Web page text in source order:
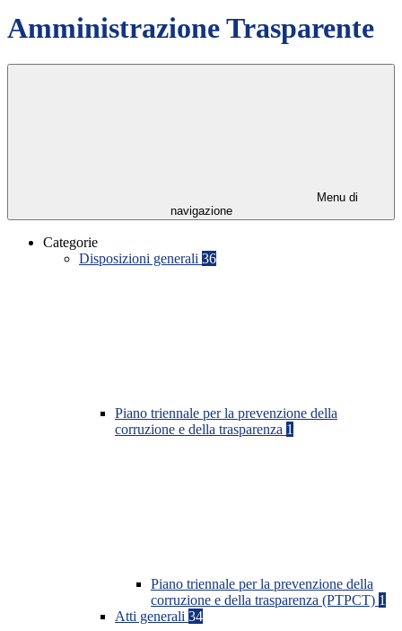
Amministrazione Trasparente
Menu di
navigazione
Categorie
Disposizioni generali 36
Piano triennale per la prevenzione della
corruzione e della trasparenza 1
Piano triennale per la prevenzione della
corruzione e della trasparenza (PTPCT) 1
Atti generali 34